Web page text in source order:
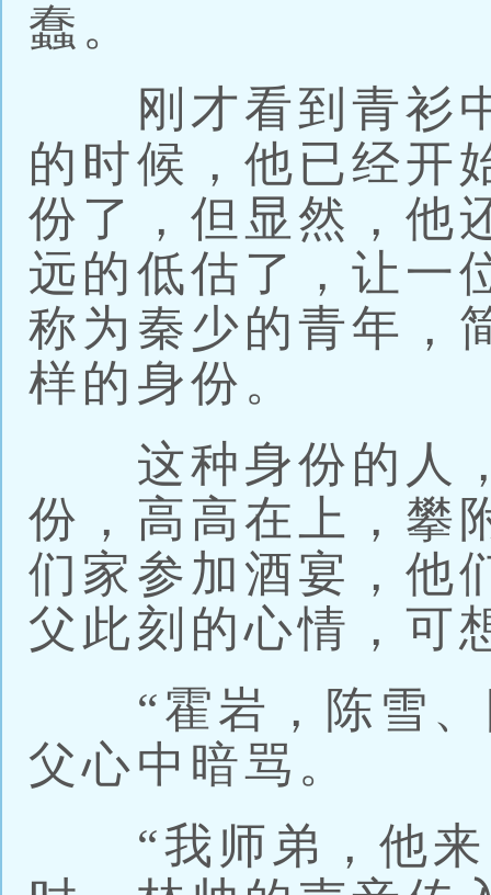
蠢。
刚才看到青衫中
的时候，他已经开
份了，但显然，他
远的低估了，让一
称为秦少的青年，
样的身份。
这种身份的人，
份，高高在上，攀
们家参加酒宴，他
父此刻的心情，
“霍岩，陈雪、
父心中暗骂。
“我师弟，他来